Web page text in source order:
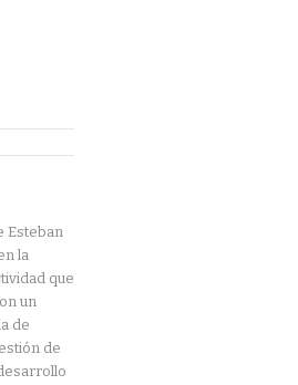
Esteban
la
que
un
de
de